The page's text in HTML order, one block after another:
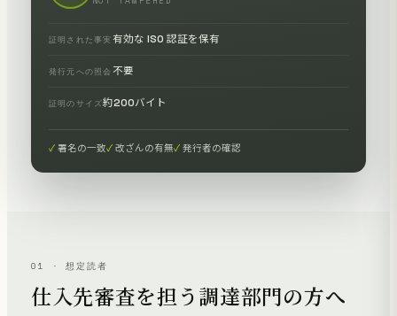
証明された事実有効な ISO 認証を保有
発行元への照会 不要
証明のサイズ約200バイト
署名の一致 改ざんの有無 発行者の確認
01 · 想定読者
仕入先審査を担う調達部門の方へ